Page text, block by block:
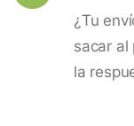
¿Tu
sacar al
la